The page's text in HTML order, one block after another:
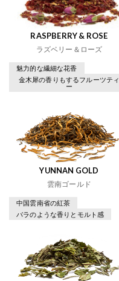
RASPBERRY & ROSE
ラズベリー＆ローズ
魅力的な繊細な花香
金木犀の香りもするフルーツティ
ー
YUNNAN GOLD
雲南ゴールド
中国雲南省の紅茶
バラのような香りとモルト感